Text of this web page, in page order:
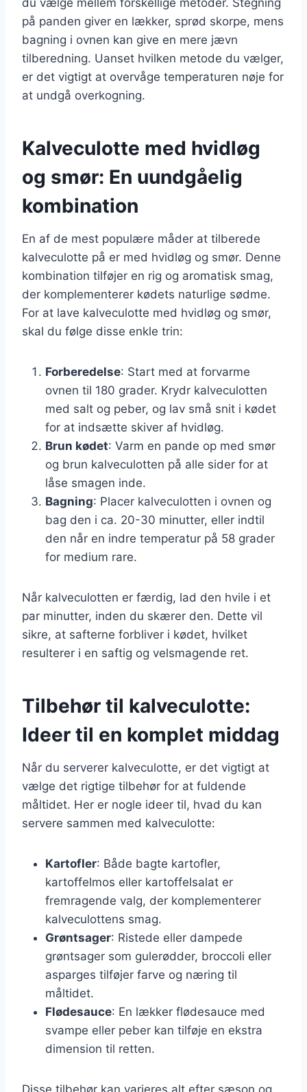
på panden giver en lækker, sprød skorpe, mens
bagning i ovnen kan give en mere jævn
tilberedning. Uanset hvilken metode du vælger,
er det vigtigt at overvåge temperaturen nøje for
at undgå overkogning.
Kalveculotte med hvidløg
og smør: En uundgåelig
kombination
En af de mest populære måder at tilberede
kalveculotte på er med hvidløg og smør. Denne
kombination tilføjer en rig og aromatisk smag,
der komplementerer kødets naturlige sødme.
For at lave kalveculotte med hvidløg og smør,
skal du følge disse enkle trin:
Forberedelse: Start med at forvarme
ovnen til 180 grader. Krydr kalveculotten
med salt og peber, og lav små snit i kødet
for at indsætte skiver af hvidløg.
Brun kødet: Varm en pande op med smør
og brun kalveculotten på alle sider for at
låse smagen inde.
Bagning: Placer kalveculotten i ovnen og
bag den i ca. 20-30 minutter, eller indtil
den når en indre temperatur på 58 grader
for medium rare.
Når kalveculotten er færdig, lad den hvile i et
par minutter, inden du skærer den. Dette vil
sikre, at safterne forbliver i kødet, hvilket
resulterer i en saftig og velsmagende ret.
Tilbehør til kalveculotte:
Ideer til en komplet middag
Når du serverer kalveculotte, er det vigtigt at
vælge det rigtige tilbehør for at fuldende
måltidet. Her er nogle ideer til, hvad du kan
servere sammen med kalveculotte:
Kartofler: Både bagte kartofler,
kartoffelmos eller kartoffelsalat er
fremragende valg, der komplementerer
kalveculottens smag.
Grøntsager: Ristede eller dampede
grøntsager som gulerødder, broccoli eller
asparges tilføjer farve og næring til
måltidet.
Flødesauce: En lækker flødesauce med
svampe eller peber kan tilføje en ekstra
dimension til retten.
Disse tilbehør kan varieres alt efter sæson og